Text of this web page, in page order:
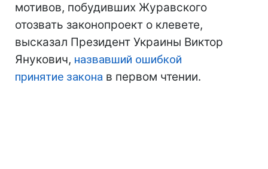
мотивов, побудивших Журавского
отозвать законопроект о клевете,
высказал Президент Украины Виктор
Янукович, назвавший ошибкой
принятие закона в первом чтении.